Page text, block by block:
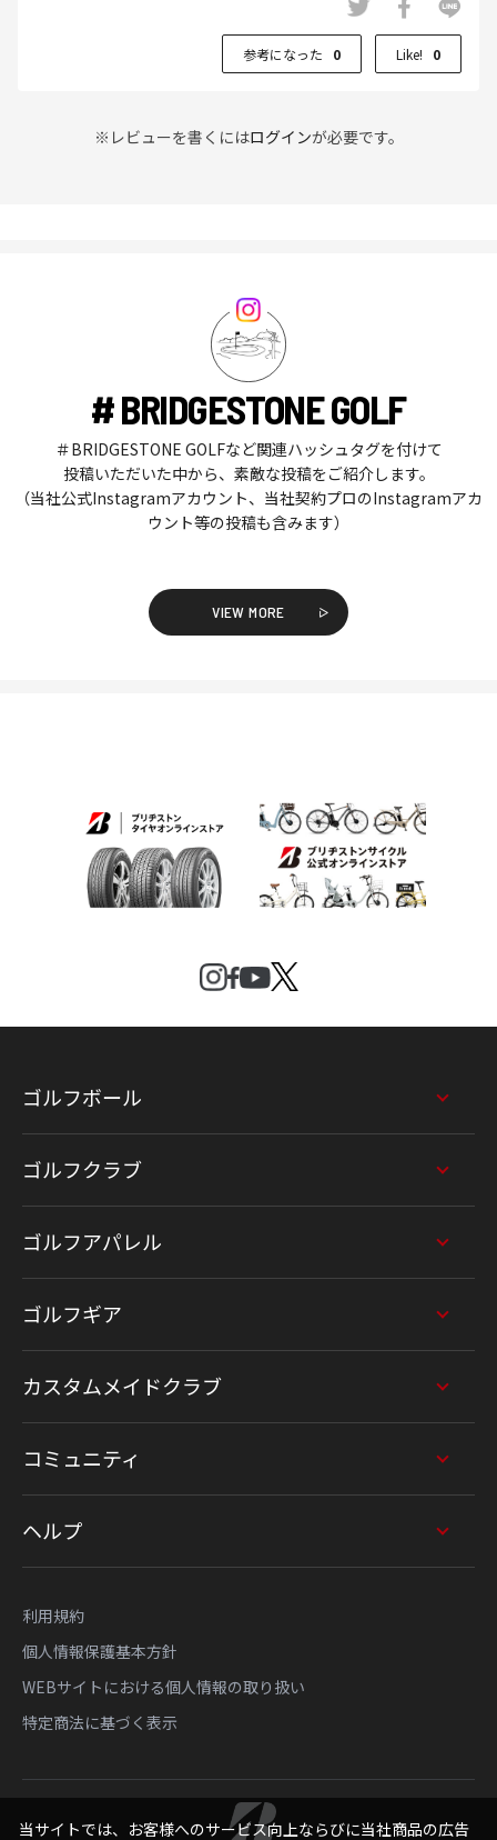
参考になった 0 Like! 0
※レビューを書くにはログインが必要です。
# BRIDGESTONE GOLF
＃BRIDGESTONE GOLFなど関連ハッシュタグを付けて
投稿いただいた中から、素敵な投稿をご紹介します。
（当社公式Instagramアカウント、当社契約プロのInstagramアカ
ウント等の投稿も含みます）
VIEW MORE
ゴルフボール
ゴルフクラブ
ゴルフアパレル
ゴルフギア
カスタムメイドクラブ
コミュニティ
ヘルプ
利用規約
個人情報保護基本方針
WEBサイトにおける個人情報の取り扱い
特定商法に基づく表示
当サイトでは、お客様へのサービス向上ならびに当社商品の広告